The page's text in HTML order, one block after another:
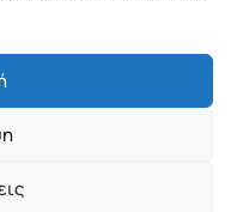
Πελοποννήσου.
την